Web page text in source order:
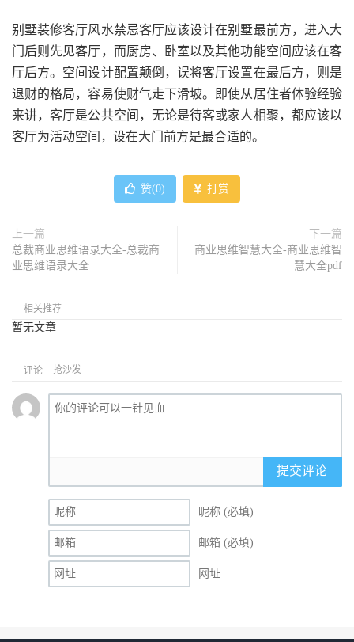
别墅装修客厅风水禁忌客厅应该设计在别墅最前方，进入大
门后则先见客厅，而厨房、卧室以及其他功能空间应该在客
厅后方。空间设计配置颠倒，误将客厅设置在最后方，则是
退财的格局，容易使财气走下滑坡。即使从居住者体验经验
来讲，客厅是公共空间，无论是待客或家人相聚，都应该以
客厅为活动空间，设在大门前方是最合适的。
赞(0) 打赏
上一篇
总裁商业思维语录大全-总裁商
业思维语录大全
下一篇
商业思维智慧大全-商业思维智
慧大全pdf
相关推荐
暂无文章
评论 抢沙发
提交评论
昵称 (必填)
邮箱 (必填)
网址